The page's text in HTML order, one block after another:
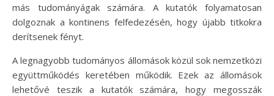
más tudományágak számára. A kutatók folyamatosan
dolgoznak a kontinens felfedezésén, hogy újabb titkokra
derítsenek fényt.
A legnagyobb tudományos állomások közül sok nemzetközi
együttműködés keretében működik. Ezek az állomások
lehetővé teszik a kutatók számára, hogy megosszák